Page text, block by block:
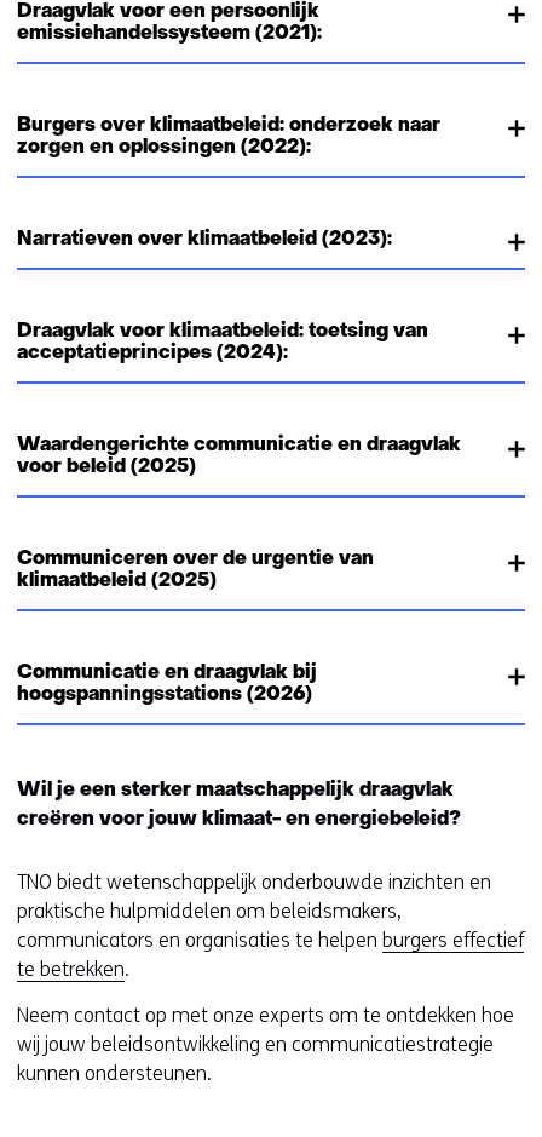
Draagvlak voor een persoonlijk
emissiehandelssysteem (2021):
Burgers over klimaatbeleid: onderzoek naar
zorgen en oplossingen (2022):
Narratieven over klimaatbeleid (2023):
Draagvlak voor klimaatbeleid: toetsing van
acceptatieprincipes (2024):
Waardengerichte communicatie en draagvlak
voor beleid (2025)
Communiceren over de urgentie van
klimaatbeleid (2025)
Communicatie en draagvlak bij
hoogspanningsstations (2026)
Wil je een sterker maatschappelijk draagvlak
creëren voor jouw klimaat- en energiebeleid?
TNO biedt wetenschappelijk onderbouwde inzichten en
praktische hulpmiddelen om beleidsmakers,
communicators en organisaties te helpen burgers effectief
te betrekken.
Neem contact op met onze experts om te ontdekken hoe
wij jouw beleidsontwikkeling en communicatiestrategie
kunnen ondersteunen.